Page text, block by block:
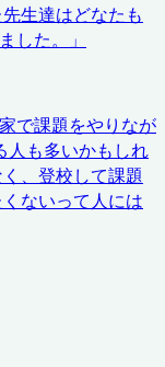
生達はどなたも
した。
」
で課題をやりなが
人も多いかもしれ
、登校して課題
ないって人には